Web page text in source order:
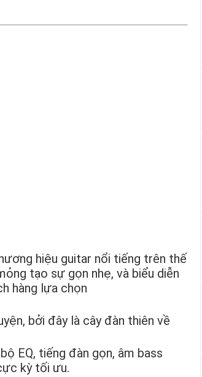
hiệu guitar nổi tiếng trên thế
tạo sự gọn nhẹ, và biểu diễn
hàng lựa chọn
bởi đây là cây đàn thiên về
EQ, tiếng đàn gọn, âm bass
kỳ tối ưu.